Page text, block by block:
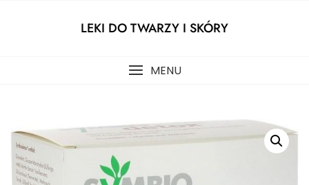
LEKI DO TWARZY I SKÓRY
MENU